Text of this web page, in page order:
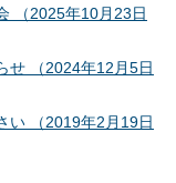
（2025年10月23日
せ （2024年12月5日
い （2019年2月19日